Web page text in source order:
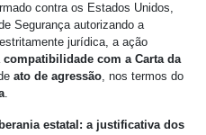
contra os Estados Unidos,
Segurança autorizando a
jurídica, a ação
compatibilidade com a Carta da
ato de agressão, nos termos do
.
estatal: a justificativa dos